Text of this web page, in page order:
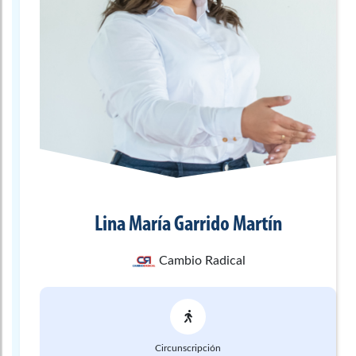
Lina MaríaGarrido Martín
Cambio Radical
Circunscripción